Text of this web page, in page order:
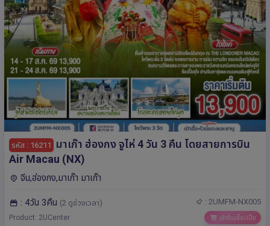
รหัส : 16211
มาเก๊า ฮ่องกง จูไห่ 4 วัน 3 คืน โดยสายการบิน
Air Macau (NX)
จีน,ฮ่องกง,มาเก๊า มาเก๊า
: 4วัน 3คืน (2 ดูช่วงเวลา) : 2UMFM-NX005
Product: 2UCenter เข้าร้านช็อปปิ้ง